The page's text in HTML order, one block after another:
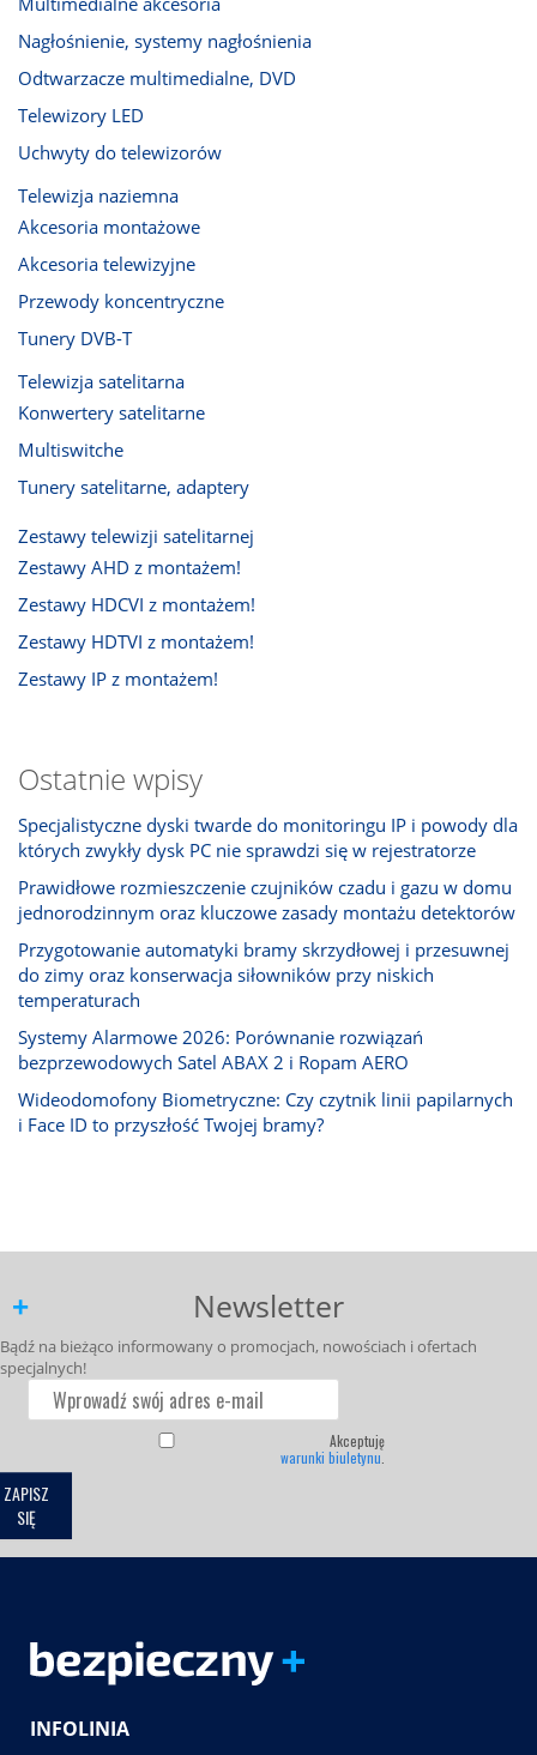
Nagłośnienie, systemy nagłośnienia
Odtwarzacze multimedialne, DVD
Telewizory LED
Uchwyty do telewizorów
Telewizja naziemna
Akcesoria montażowe
Akcesoria telewizyjne
Przewody koncentryczne
Tunery DVB-T
Telewizja satelitarna
Konwertery satelitarne
Multiswitche
Tunery satelitarne, adaptery
Zestawy telewizji satelitarnej
Zestawy AHD z montażem!
Zestawy HDCVI z montażem!
Zestawy HDTVI z montażem!
Zestawy IP z montażem!
Ostatnie wpisy
Specjalistyczne dyski twarde do monitoringu IP i powody dla
których zwykły dysk PC nie sprawdzi się w rejestratorze
Prawidłowe rozmieszczenie czujników czadu i gazu w domu
jednorodzinnym oraz kluczowe zasady montażu detektorów
Przygotowanie automatyki bramy skrzydłowej i przesuwnej
do zimy oraz konserwacja siłowników przy niskich
temperaturach
Systemy Alarmowe 2026: Porównanie rozwiązań
bezprzewodowych Satel ABAX 2 i Ropam AERO
Wideodomofony Biometryczne: Czy czytnik linii papilarnych
i Face ID to przyszłość Twojej bramy?
Newsletter
Bądź na bieżąco informowany o promocjach, nowościach i ofertach
specjalnych!
Akceptuję
warunki biuletynu.
ZAPISZ
SIĘ
INFOLINIA